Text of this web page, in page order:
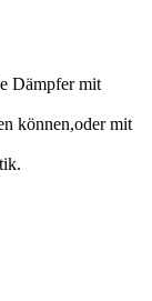
Dämpfer mit
können,oder mit